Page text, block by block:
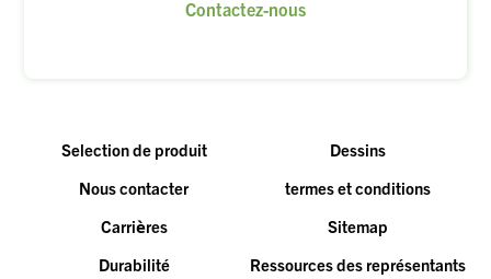
Contactez-nous
Selection de produit
Dessins
Nous contacter
termes et conditions
Carrières
Sitemap
Durabilité
Ressources des représentants